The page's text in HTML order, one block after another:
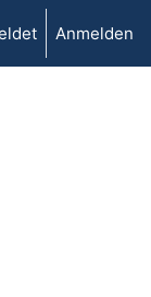
Anmelden